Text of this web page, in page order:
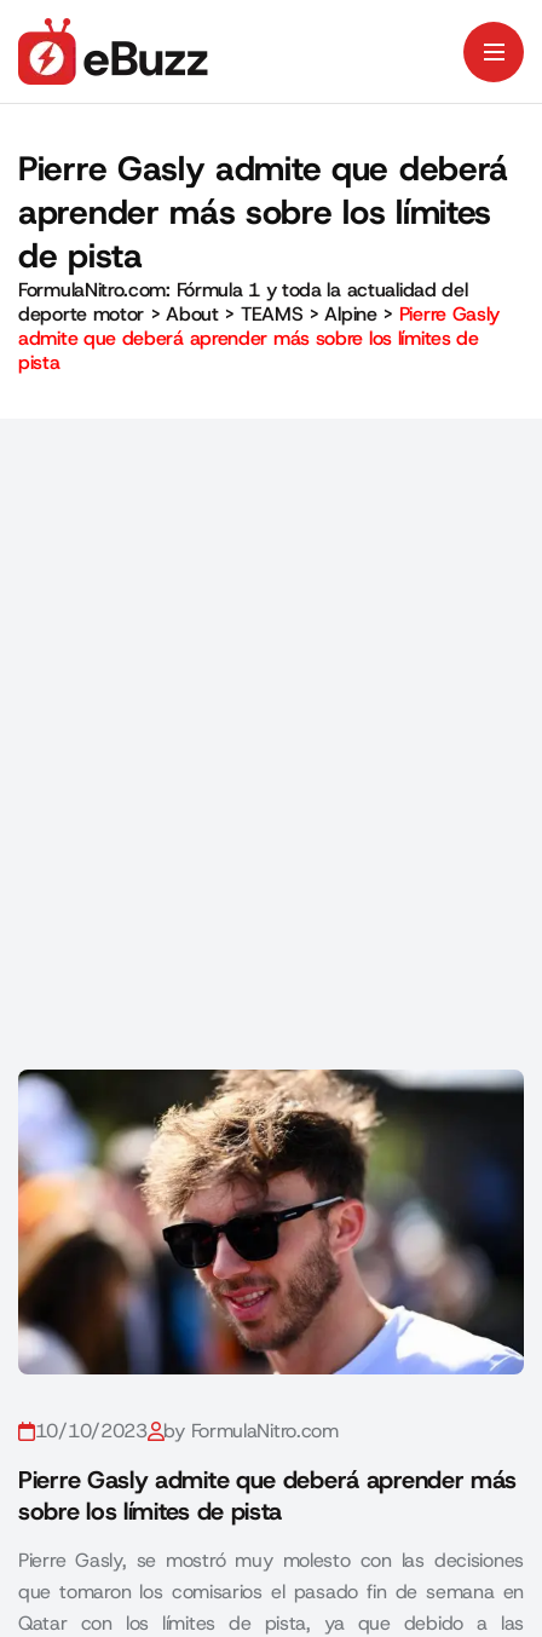
Pierre Gasly admite que deberá
aprender más sobre los límites
de pista
FormulaNitro.com: Fórmula 1 y toda la actualidad del
deporte motor >About> TEAMS >Alpine> Pierre Gasly
admite que deberá aprender más sobre los límites de
pista
10/10/2023 by FormulaNitro.com
Pierre Gasly admite que deberá aprender más
sobre los límites de pista
Pierre Gasly, se mostró muy molesto con las decisiones
que tomaron los comisarios el pasado fin de semana en
Qatar con los límites de pista, ya que debido a las